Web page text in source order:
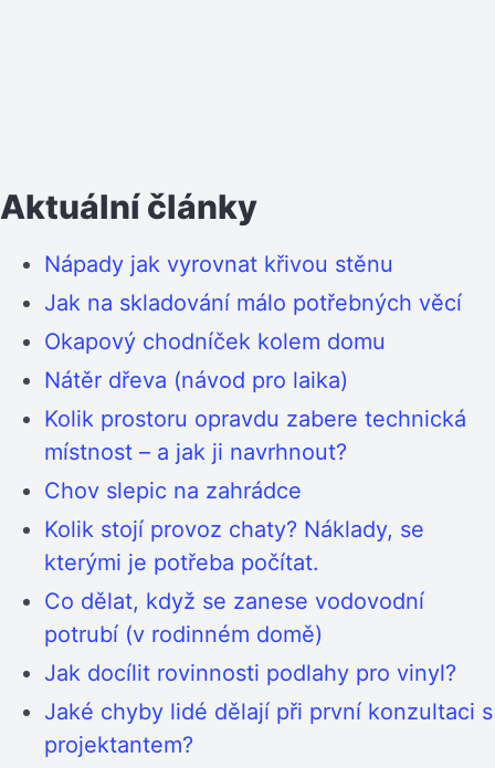
Aktuální články
Nápady jak vyrovnat křivou stěnu
Jak na skladování málo potřebných věcí
Okapový chodníček kolem domu
Nátěr dřeva (návod pro laika)
Kolik prostoru opravdu zabere technická
místnost – a jak ji navrhnout?
Chov slepic na zahrádce
Kolik stojí provoz chaty? Náklady, se
kterými je potřeba počítat.
Co dělat, když se zanese vodovodní
potrubí (v rodinném domě)
Jak docílit rovinnosti podlahy pro vinyl?
Jaké chyby lidé dělají při první konzultaci s
projektantem?